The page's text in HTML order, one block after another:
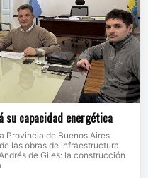
su capacidad energética
Provincia de Buenos Aires
las obras de infraestructura
de Giles: la construcción